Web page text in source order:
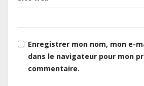
Enregistrer mon nom, mon e-
dans le navigateur pour mon
commentaire.
projets
Gabon : Ismaël
Directeur général